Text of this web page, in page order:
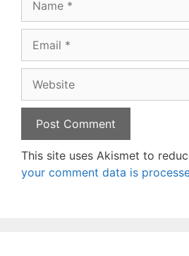
This site uses Akismet to
your comment data is